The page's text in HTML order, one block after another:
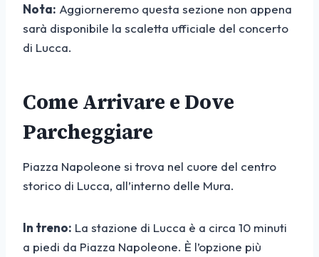
Nota: Aggiorneremo questa sezione non appena
sarà disponibile la scaletta ufficiale del concerto
di Lucca.
Come Arrivare e Dove
Parcheggiare
Piazza Napoleone si trova nel cuore del centro
storico di Lucca, all’interno delle Mura.
In treno: La stazione di Lucca è a circa 10 minuti
a piedi da Piazza Napoleone. È l’opzione più